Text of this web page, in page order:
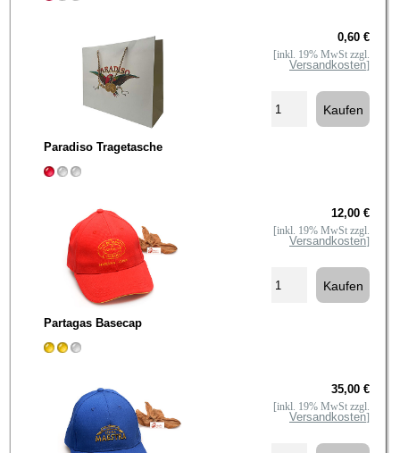
Paradiso Tragetasche
0,60 €
[inkl. 19% MwSt zzgl.
Versandkosten]
Partagas Basecap
12,00 €
[inkl. 19% MwSt zzgl.
Versandkosten]
35,00 €
[inkl. 19% MwSt zzgl.
Versandkosten]